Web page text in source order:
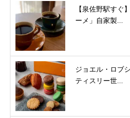
【泉佐野駅すぐ
ーメ」自家製...
ジョエル・ロブ
ティスリー世...